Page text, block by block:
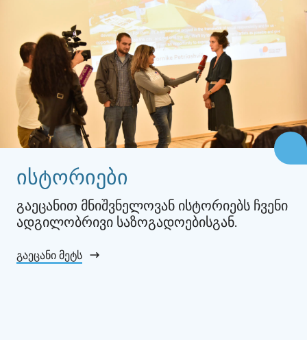
ისტორიები
გაეცანით მნიშვნელოვან ისტორიებს ჩვენი
ადგილობრივი საზოგადოებისგან.
გაეცანი მეტს